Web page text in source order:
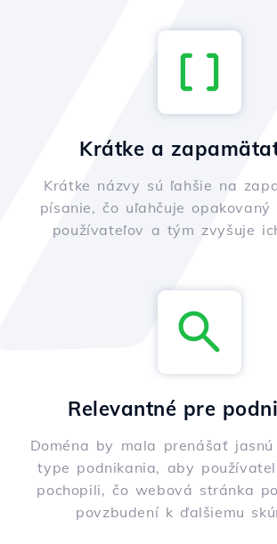
Krátke a
Krátke názvy sú ľahšie na
písanie, čo uľahčuje
používateľov a tým zvyšuje
Relevantné pre
Doména by mala prenášať
type podnikania, aby
pochopili, čo webová stránka
povzbudení k ďalšiemu